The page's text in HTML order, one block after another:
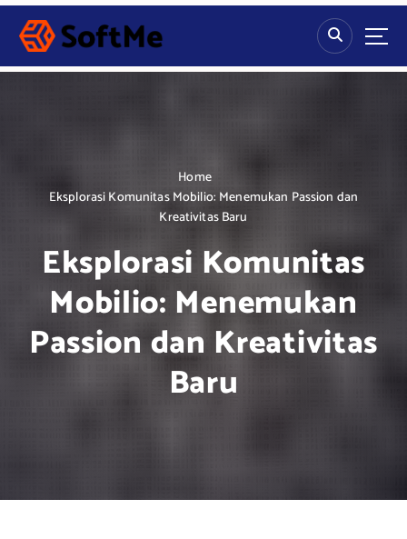
S
p
Home
Eksplorasi Komunitas Mobilio: Menemukan Passion dan
Kreativitas Baru
Eksplorasi Komunitas
Mobilio: Menemukan
Passion dan Kreativitas
Baru